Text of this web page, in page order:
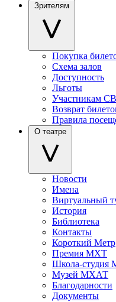
Зрителям
Покупка
Схема залов
Доступность
Льготы
Участникам
Возврат
Правила
О театре
Новости
Имена
Виртуальный
История
Библиотека
Контакты
Короткий Метр
Премия МХТ
Школа-
Музей МХАТ
Благодарности
Документы